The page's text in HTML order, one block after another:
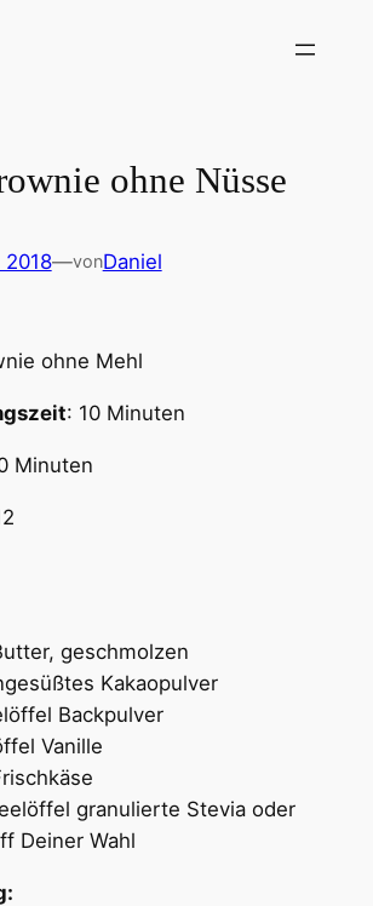
ohne Nüsse
2018—vonDaniel
: 10 Minuten
Minuten
geschmolzen
Kakaopulver
Backpulver
Vanille
granulierte Stevia oder
Deiner Wahl